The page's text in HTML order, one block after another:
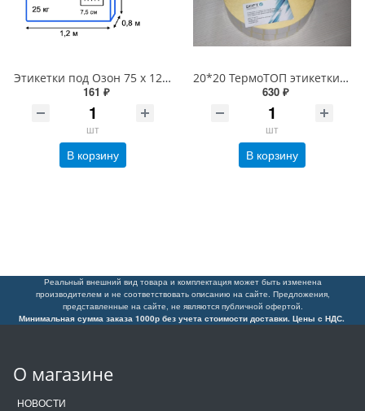
Этикетки под Озон 75 х 120/ 250 шт термоЭКо (термоэтикетки Ozon 75*120) d80мм для принтеров G-Printer и X-Printer
161 ₽
шт
В корзину
20*20 ТермоТОП этикетки Честный знак 10000шт/рулон, вт 40 или 76мм
630 ₽
шт
В корзину
Реальный внешний вид товара и комплектация может быть изменена
производителем и не соответствовать описанию на сайте. Предложения,
представленные на сайте, не являются публичной офертой.
Минимальная сумма заказа 1000р без учета стоимости доставки. Цены с НДС.
О магазине
НОВОСТИ